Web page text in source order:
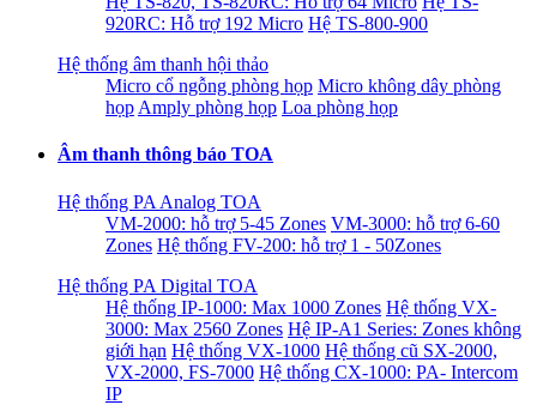
920RC: Hỗ trợ 192 Micro Hệ TS-800-900
Hệ thống âm thanh hội thảo
Micro cổ ngỗng phòng họp Micro không dây phòng
họp Amply phòng họp Loa phòng họp
Âm thanh thông báo TOA
Hệ thống PA Analog TOA
VM-2000: hỗ trợ 5-45 Zones VM-3000: hỗ trợ 6-60
Zones Hệ thống FV-200: hỗ trợ 1 - 50Zones
Hệ thống PA Digital TOA
Hệ thống IP-1000: Max 1000 Zones Hệ thống VX-
3000: Max 2560 Zones Hệ IP-A1 Series: Zones không
giới hạn Hệ thống VX-1000 Hệ thống cũ SX-2000,
VX-2000, FS-7000 Hệ thống CX-1000: PA- Intercom
IP